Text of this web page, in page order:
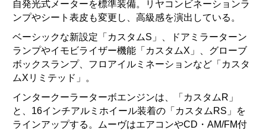
自発光式メーターを標準装備。リヤコンビネーションラ
ンプやシート表皮も変更し、高級感を演出している。
ベーシックな新設定「カスタムS」、ドアミラーターン
ランプやイモビライザー機能「カスタムX」、グローブ
ボックスランプ、フロアイルミネーションなど「カスタ
ムXリミテッド」。
インタークーラーターボエンジンは、「カスタムR」
と、16インチアルミホイール装着の「カスタムRS」を
ラインアップする。ムーヴはエアコンやCD・AM/FM付